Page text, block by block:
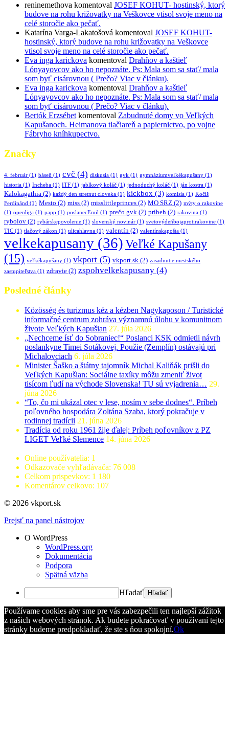
reninemethova komentoval JOSEF KOHUT- hostinský, ktorý
budove na rohu križovatky na Veškovce vtisol svoje meno na
celé storočie ako pečať.
Katarína Varga-Lakatošová komentoval JOSEF KOHUT-
hostinský, ktorý budove na rohu križovatky na Veškovce
vtisol svoje meno na celé storočie ako pečať.
Eva inga karickova komentoval Drahňov a kaštieľ
Lónyayovcov ako ho nepoznáte. Ps: Mala som sa stať/ mala
som byť cisárovnou ( Prečo? Viac v článku).
Eva inga karickova komentoval Drahňov a kaštieľ
Lónyayovcov ako ho nepoznáte. Ps: Mala som sa stať/ mala
som byť cisárovnou ( Prečo? Viac v článku).
Bertók Erzsébet komentoval Zabudnuté domy vo Veľkých
Kapušanoch. Heimanova tlačiareň a papiernictvo, po vojne
Fábryho kníhkupectvo.
Značky
4. február (1) báseň (1) cvč (4) diskusia (1) gvk (1) gymnáziumveľkékapušany (1)
historia (1) Incheba (1) ITF (1) jablkový koláč (1) jednoduchý koláč (1) ján kostra (1)
Kalokagathia (2) každý den stretnut cloveka (1) kickbox (3) komisia (1) Kočiš
Ferdinánd (1) Mesto (2) miss (2) misslittleprinces (2) MO SRZ (2) mýty o rakovine
(1) openliga (1) papp (1) poslanecEmil (1) prečo gvk (2) príbeh (2) rakovina (1)
rybolov (2) rybárskepovolenie (1) slovenský novinár (1) svetovýdeňbojaprotirakovine (1)
TIC (1) tlačový zákon (1) ulicahlavna (1) valentín (2) valentínskapošta (1)
velkekapusany (36)Veľké Kapušany
(15) veľkékapušany (1) vkport (5) vkport.sk (2) zasadnutie mestského
zastupiteľstva (1) zdravie (2) zspohvelkekapusany (4)
Posledné články
Közösség és turizmus kéz a kézben Nagykaposon / Turistické
informačné centrum zohráva významnú úlohu v komunitnom
živote Veľkých Kapušian 27. júla 2026
„Nechceme ísť do Sobraniec!“ Poslanci KSK odmietli návrh
poslankyne Timei Sotákovej. Použie (Zemplín) ostávajú pri
Michalovciach 6. júla 2026
Minister Šaško a štátny tajomník Michal Kaliňák prišli do
Veľkých Kapušian: Sociálne taxíky môžu zmeniť život
tisícom ľudí na východe Slovenska! TU sú vyjadrenia… 29.
júna 2026
“To, čo mi ukázal otec v lese, nosím v sebe dodnes“. Príbeh
poľovného hospodára Zoltána Szaba, ktorý pokračuje v
rodinnej tradícii 21. júna 2026
Tradícia od roku 1961 žije ďalej: Príbeh poľovníkov z PZ
LIGET Veľké Slemence 14. júna 2026
Online používatelia: 1
Odkazovače vyhľadávača: 76 008
Celkom prispevkov: 1 180
Komentárov celkovo: 107
© 2026 vkport.sk
Prejsť na panel nástrojov
O WordPress
WordPress.org
Dokumentácia
Podpora
Spätná väzba
Hľadať
Používame cookies aby sme pre vás zabezpečili ten najlepší zážitok
z našich webových stránok. Ak budete pokračovať v používaní tejto
stránky budeme predpokladať, že ste s ňou spokojní.Ok